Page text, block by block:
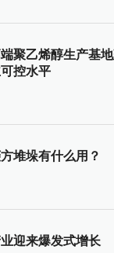
聚乙烯醇生产基
控水平
堆垛有什么用？
迎来爆发式增长